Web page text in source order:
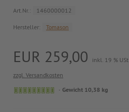
Art.Nr.: 1460000012
Hersteller: Tomason
EUR 259,00
inkl. 19 % USt
zzgl. Versandkosten
Gewicht 10,38 kg